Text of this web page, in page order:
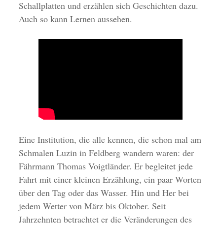
Schallplatten und erzählen sich Geschichten dazu.
Auch so kann Lernen aussehen.
Eine Institution, die alle kennen, die schon mal am
Schmalen Luzin in Feldberg wandern waren: der
Fährmann Thomas Voigtländer. Er begleitet jede
Fahrt mit einer kleinen Erzählung, ein paar Worten
über den Tag oder das Wasser. Hin und Her bei
jedem Wetter von März bis Oktober. Seit
Jahrzehnten betrachtet er die Veränderungen des